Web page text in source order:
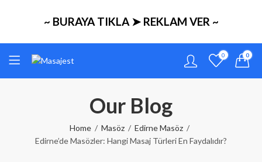
~ BURAYA TIKLA ➤ REKLAM VER ~
0 0
Our Blog
Home Masöz
Edirne Masöz
Edirne’de Masözler: Hangi Masaj Türleri En Faydalıdır?